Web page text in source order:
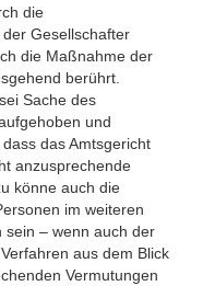
die
Gesellschafter
die Maßnahme der
berührt.
Sache des
und
das Amtsgericht
anzusprechende
könne auch die
im weiteren
sein – wenn auch der
aus dem Blick
Vermutungen